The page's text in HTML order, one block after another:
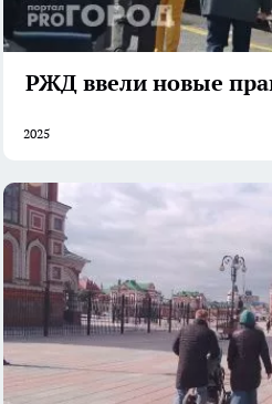
РЖД ввели новые
2025